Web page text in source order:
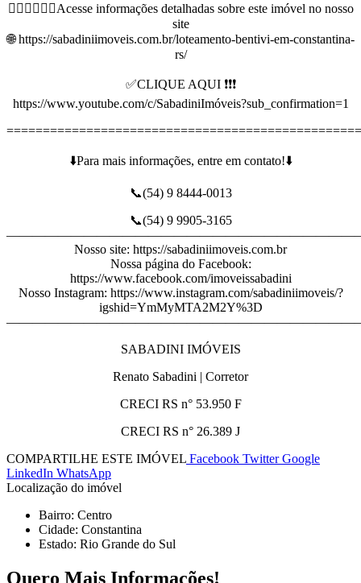
👇🏻👇🏻👇🏻Acesse informações detalhadas sobre este imóvel no nosso
site
🌐 https://sabadiniimoveis.com.br/loteamento-bentivi-em-constantina-
rs/
✅CLIQUE AQUI ❗❗❗
https://www.youtube.com/c/SabadiniImóveis?sub_confirmation=1
⬇️Para mais informações, entre em contato!⬇️
📞(54) 9 8444-0013
📞(54) 9 9905-3165
Nosso site: https://sabadiniimoveis.com.br
Nossa página do Facebook:
https://www.facebook.com/imoveissabadini
Nosso Instagram: https://www.instagram.com/sabadiniimoveis/?
igshid=YmMyMTA2M2Y%3D
SABADINI IMÓVEIS
Renato Sabadini | Corretor
CRECI RS n° 53.950 F
CRECI RS n° 26.389 J
COMPARTILHE ESTE IMÓVEL Facebook Twitter Google
LinkedIn WhatsApp
Localização do imóvel
Bairro: Centro
Cidade: Constantina
Estado: Rio Grande do Sul
Quero Mais Informações!